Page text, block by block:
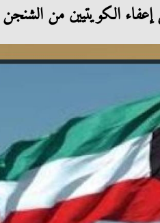
الكويتيين من الشنجن